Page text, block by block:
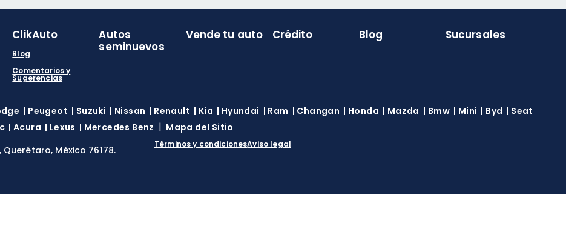
ClikAuto
Blog
Comentarios y
Sugerencias
Autos
seminuevos
Vende tu auto Crédito Blog Sucursales
| Peugeot | Suzuki | Nissan | Renault | Kia | Hyundai | Ram | Changan | Honda | Mazda | Bmw | Mini | Byd | Seat
| Acura | Lexus | Mercedes Benz | Mapa del Sitio
México 76178.
Términos y condicionesAviso legal